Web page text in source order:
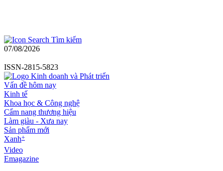
Tìm kiếm
07/08/2026
ISSN-2815-5823
Vấn đề hôm nay
Kinh tế
Khoa học & Công nghệ
Cẩm nang thương hiệu
Làm giàu - Xưa nay
Sản phẩm mới
Xanh+
Video
Emagazine